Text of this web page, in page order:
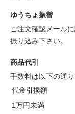
ゆうちょ振替
ご注文確認メール
振り込み下さい。
商品代引
手数料は以下の通り
代金引換額
1万円未満